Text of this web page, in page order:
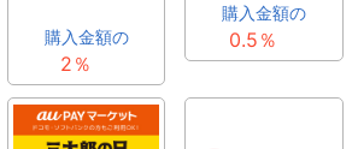
購入金額の
2％
購入金額の
0.5％